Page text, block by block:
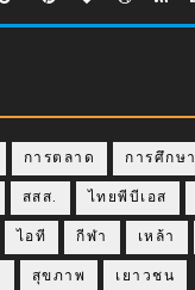
การตลาด การศึกษา
สสส. ไทยพีบีเอส
ไอที กีฬา เหล้า
สุขภาพ เยาวชน